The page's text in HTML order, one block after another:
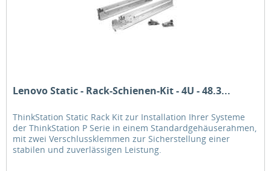
Lenovo Static - Rack-Schienen-Kit - 4U - 48.3...
ThinkStation Static Rack Kit zur Installation Ihrer Systeme
der ThinkStation P Serie in einem Standardgehäuserahmen,
mit zwei Verschlussklemmen zur Sicherstellung einer
stabilen und zuverlässigen Leistung.